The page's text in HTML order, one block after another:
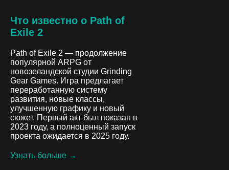
Что известно о Path of
Exile 2
Path of Exile 2 — продолжение
популярной ARPG от
новозеландской студии Grinding
Gear Games. Игра предлагает
переработанную систему
развития, новые классы,
улучшенную графику и новый
сюжет. Первый акт был показан в
2023 году, а полноценный запуск
проекта ожидается в 2025 году.
Узнать больше →